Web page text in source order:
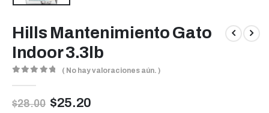
Hills Mantenimiento Gato
Indoor 3.3lb
( No hay valoraciones aún. )
$28.00 $25.20